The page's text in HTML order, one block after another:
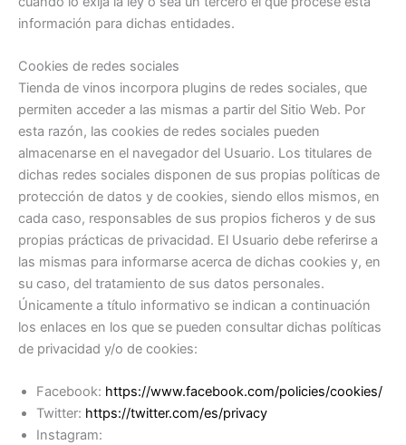
información para dichas entidades.
Cookies de redes sociales
Tienda de vinos incorpora plugins de redes sociales, que
permiten acceder a las mismas a partir del Sitio Web. Por
esta razón, las cookies de redes sociales pueden
almacenarse en el navegador del Usuario. Los titulares de
dichas redes sociales disponen de sus propias políticas de
protección de datos y de cookies, siendo ellos mismos, en
cada caso, responsables de sus propios ficheros y de sus
propias prácticas de privacidad. El Usuario debe referirse a
las mismas para informarse acerca de dichas cookies y, en
su caso, del tratamiento de sus datos personales.
Únicamente a título informativo se indican a continuación
los enlaces en los que se pueden consultar dichas políticas
de privacidad y/o de cookies:
Facebook: https://www.facebook.com/policies/cookies/
Twitter: https://twitter.com/es/privacy
Instagram: